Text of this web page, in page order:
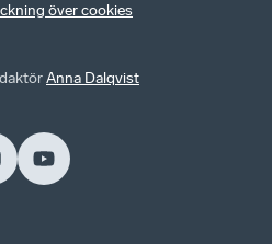
över cookies
Anna Dalqvist